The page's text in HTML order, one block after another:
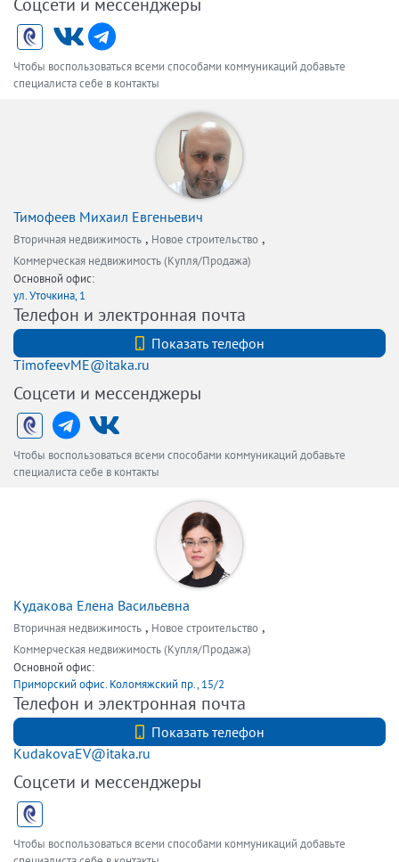
Чтобы воспользоваться всеми способами коммуникаций добавьте
специалиста себе в контакты
Тимофеев Михаил Евгеньевич
Вторичная недвижимость , Новое строительство ,
Коммерческая недвижимость (Купля/Продажа)
Основной офис:
ул. Уточкина, 1
Телефон и электронная почта
Показать телефон
TimofeevME@itaka.ru
Соцсети и мессенджеры
Чтобы воспользоваться всеми способами коммуникаций добавьте
специалиста себе в контакты
Кудакова Елена Васильевна
Вторичная недвижимость , Новое строительство ,
Коммерческая недвижимость (Купля/Продажа)
Основной офис:
Приморский офис. Коломяжский пр., 15/2
Телефон и электронная почта
Показать телефон
KudakovaEV@itaka.ru
Соцсети и мессенджеры
Чтобы воспользоваться всеми способами коммуникаций добавьте